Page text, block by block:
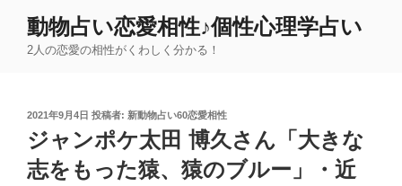
動物占い恋愛相性♪個性心理学占い
2人の恋愛の相性がくわしく分かる！
投
稿
日:
2021年9月4日 投稿者: 新動物占い60恋愛相性
ジャンポケ太田 博久さん「大きな
志をもった猿、猿のブルー」・近